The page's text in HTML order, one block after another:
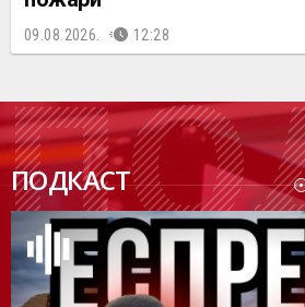
09.08.2026. 12:28
ПОДКАСТ